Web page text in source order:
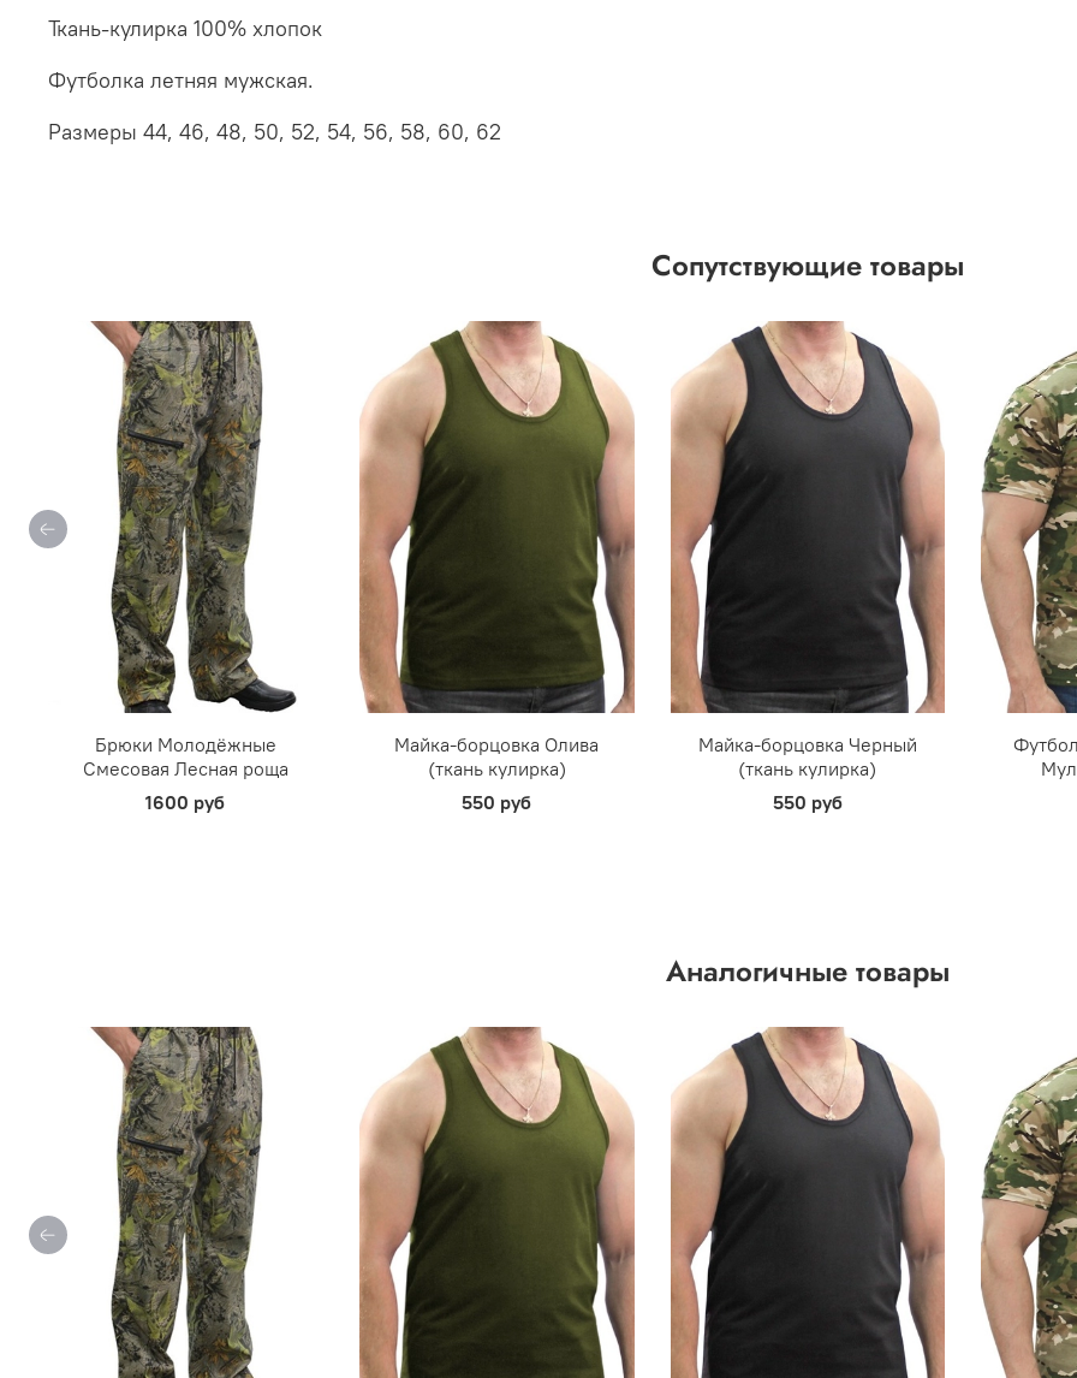
Ткань-кулирка 100% хлопок
Футболка летняя мужская.
Размеры 44, 46, 48, 50, 52, 54, 56, 58, 60, 62
Сопутствующие товары
Брюки Молодёжные
Смесовая Лесная роща
1600 руб
Майка-борцовка Олива
(ткань кулирка)
550 руб
Майка-борцовка Черный
(ткань кулирка)
550 руб
Аналогичные товары